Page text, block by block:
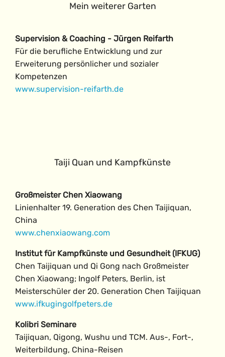
Mein weiterer Garten
Supervision & Coaching - Jürgen Reifarth
Für die berufliche Entwicklung und zur
Erweiterung persönlicher und sozialer
Kompetenzen
www.supervision-reifarth.de
Taiji Quan und Kampfkünste
Großmeister Chen Xiaowang
Linienhalter 19. Generation des Chen Taijiquan,
China
www.chenxiaowang.com
Institut für Kampfkünste und Gesundheit (IFKUG)
Chen Taijiquan und Qi Gong nach Großmeister
Chen Xiaowang; Ingolf Peters, Berlin, ist
Meisterschüler der 20. Generation Chen Taijiquan
www.ifkugingolfpeters.de
Kolibri Seminare
Taijiquan, Qigong, Wushu und TCM. Aus-, Fort-,
Weiterbildung, China-Reisen